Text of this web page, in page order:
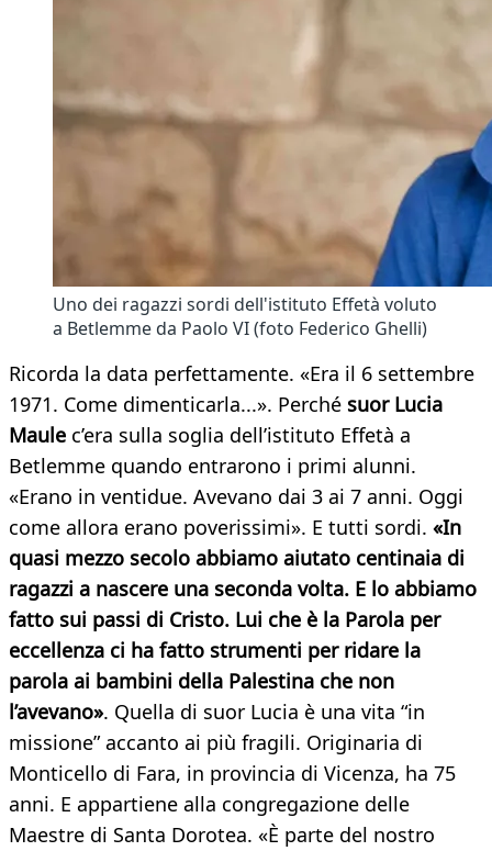
Uno dei ragazzi sordi dell'istituto Effetà voluto
a Betlemme da Paolo VI (foto Federico Ghelli)
Ricorda la data perfettamente. «Era il 6 settembre
1971. Come dimenticarla...». Perché suor Lucia
Maule c’era sulla soglia dell’istituto Effetà a
Betlemme quando entrarono i primi alunni.
«Erano in ventidue. Avevano dai 3 ai 7 anni. Oggi
come allora erano poverissimi». E tutti sordi. «In
quasi mezzo secolo abbiamo aiutato centinaia di
ragazzi a nascere una seconda volta. E lo abbiamo
fatto sui passi di Cristo. Lui che è la Parola per
eccellenza ci ha fatto strumenti per ridare la
parola ai bambini della Palestina che non
l’avevano». Quella di suor Lucia è una vita “in
missione” accanto ai più fragili. Originaria di
Monticello di Fara, in provincia di Vicenza, ha 75
anni. E appartiene alla congregazione delle
Maestre di Santa Dorotea. «È parte del nostro